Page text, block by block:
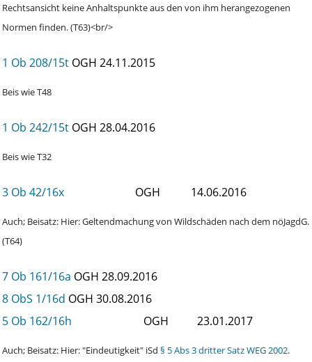
Rechtsansicht keine Anhaltspunkte aus den von ihm herangezogenen
Normen finden. (T63)<br/>
1 Ob 208/15t OGH 24.11.2015
Beis wie T48
1 Ob 242/15t OGH 28.04.2016
Beis wie T32
3 Ob 42/16x OGH 14.06.2016
Auch; Beisatz: Hier: Geltendmachung von Wildschäden nach dem nöJagdG.
(T64)
7 Ob 161/16a OGH 28.09.2016
8 ObS 1/16d OGH 30.08.2016
5 Ob 162/16h
OGH 23.01.2017
Auch; Beisatz: Hier: "Eindeutigkeit" iSd § 5 Abs 3 dritter Satz WEG 2002.